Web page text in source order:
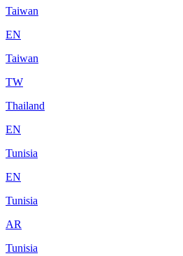
Taiwan
EN
Taiwan
TW
Thailand
EN
Tunisia
EN
Tunisia
AR
Tunisia